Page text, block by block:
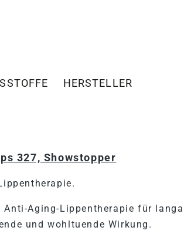
HERSTELLER
327, Showstopper
Aging-Lippentherapie für
und wohltuende Wirkung.